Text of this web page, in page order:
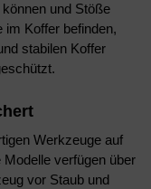
und Stöße
im Koffer befinden,
stabilen Koffer
Werkzeuge auf
verfügen über
vor Staub und